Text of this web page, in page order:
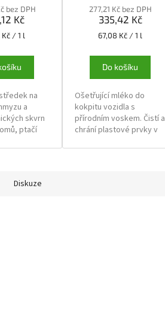
bez DPH
Kč
Kč / 1 l
na
a
skvrn
ptačí
je určen
277,21 Kč bez DPH
335,42 Kč
Měrná
67,08 Kč / 1 l
Do košíku
Ošetřující mléko do
kokpitu vozidla s
přírodním voskem. Čistí a
chrání plastové prvky v
Diskuze